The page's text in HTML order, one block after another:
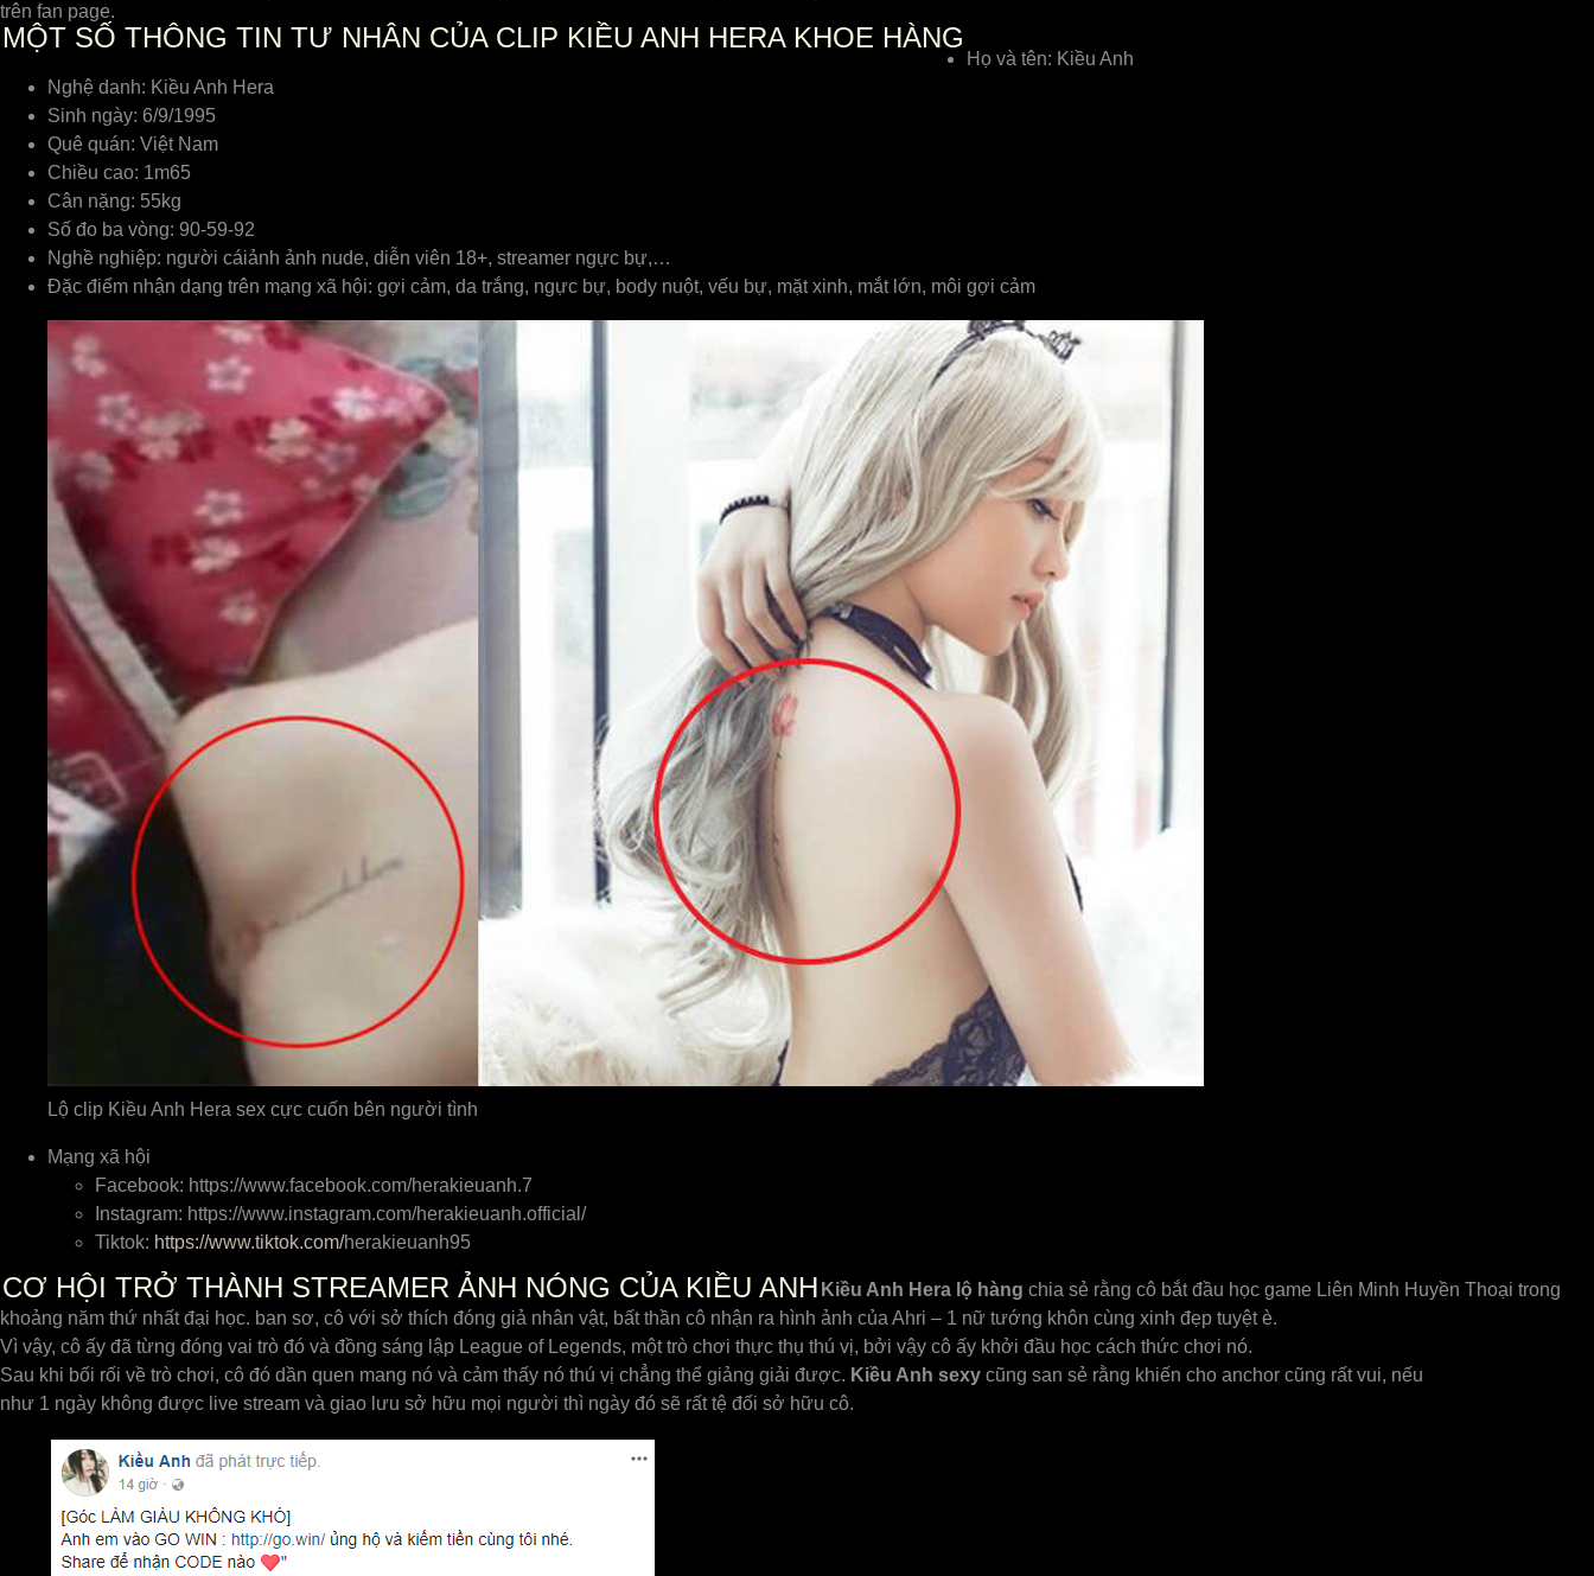
trên fan page.
MỘT SỐ THÔNG TIN TƯ NHÂN CỦA CLIP KIỀU ANH HERA KHOE HÀNG
Họ và tên: Kiều Anh
Nghệ danh: Kiều Anh Hera
Sinh ngày: 6/9/1995
Quê quán: Việt Nam
Chiều cao: 1m65
Cân nặng: 55kg
Số đo ba vòng: 90-59-92
Nghề nghiệp: người cáiảnh ảnh nude, diễn viên 18+, streamer ngực bự,…
Đặc điểm nhận dạng trên mạng xã hội: gợi cảm, da trắng, ngực bự, body nuột, vếu bự, mặt xinh, mắt lớn, môi gợi cảm
Lộ clip Kiều Anh Hera sex cực cuốn bên người tình
Mạng xã hội
Facebook: https://www.facebook.com/herakieuanh.7
Instagram: https://www.instagram.com/herakieuanh.official/
Tiktok: https://www.tiktok.com/herakieuanh95
CƠ HỘI TRỞ THÀNH STREAMER ẢNH NÓNG CỦA KIỀU ANH Kiều Anh Hera lộ hàng chia sẻ rằng cô bắt đầu học game Liên Minh Huyền Thoại trong
khoảng năm thứ nhất đại học. ban sơ, cô với sở thích đóng giả nhân vật, bất thần cô nhận ra hình ảnh của Ahri – 1 nữ tướng khôn cùng xinh đẹp tuyệt è.
Vì vậy, cô ấy đã từng đóng vai trò đó và đồng sáng lập League of Legends, một trò chơi thực thụ thú vị, bởi vậy cô ấy khởi đầu học cách thức chơi nó.
Sau khi bối rối về trò chơi, cô đó dần quen mang nó và cảm thấy nó thú vị chẳng thể giảng giải được. Kiều Anh sexy cũng san sẻ rằng khiến cho anchor cũng rất vui, nếu
như 1 ngày không được live stream và giao lưu sở hữu mọi người thì ngày đó sẽ rất tệ đối sở hữu cô.